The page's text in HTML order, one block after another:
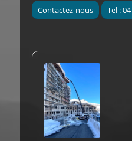
Contactez-nous Tel :